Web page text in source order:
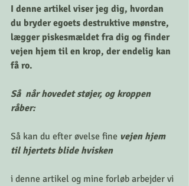
I denne artikel viser jeg dig, hvordan
du bryder egoets destruktive mønstre,
lægger piskesmældet fra dig og finder
vejen hjem til en krop, der endelig kan
få ro.
Så  når hovedet støjer, og kroppen
råber:
Så kan du efter øvelse fine vejen hjem
til hjertets blide hvisken
i denne artikel og mine forløb arbejder vi